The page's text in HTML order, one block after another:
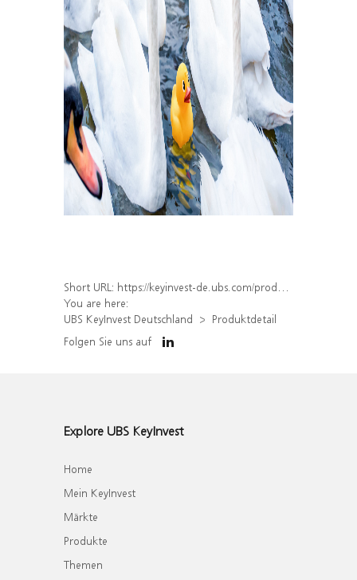
Short URL: https://keyinvest-de.ubs.com/produkt/detail/index/isin/DE000WA7CQ75
You are here:
UBS KeyInvest Deutschland
Produktdetail
Folgen Sie uns auf
Explore UBS KeyInvest
Home
Mein KeyInvest
Märkte
Produkte
Themen